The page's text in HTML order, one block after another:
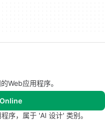
Web应用程序。
序，属于 'AI 设计' 类别。